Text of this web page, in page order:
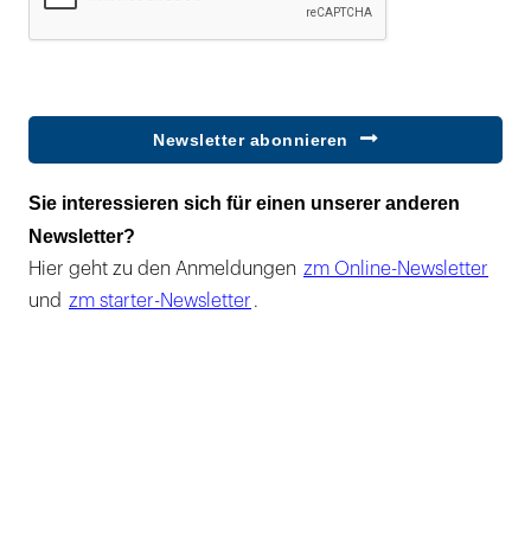
Newsletter abonnieren
Sie interessieren sich für einen unserer anderen
Newsletter?
Hier geht zu den Anmeldungen zm Online-Newsletter
und zm starter-Newsletter .